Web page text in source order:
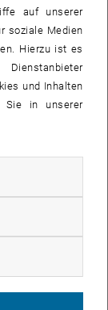
Bild
to launch the
Institute of
Zoboli and
of two firms, will
auf unserer
soziale Medien
Hierzu ist es
und Inhalten
Sie in unserer
zulassen
zulassen